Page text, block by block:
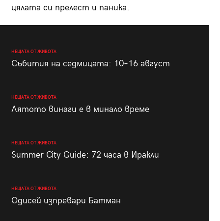
цялата си прелест и паника.
НЕЩАТА ОТ ЖИВОТА
Събития на седмицата: 10–16 август
НЕЩАТА ОТ ЖИВОТА
Лятото винаги е в минало време
НЕЩАТА ОТ ЖИВОТА
Summer City Guide: 72 часа в Иракли
НЕЩАТА ОТ ЖИВОТА
Одисей изпревари Батман